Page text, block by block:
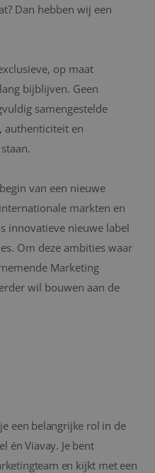
Dan hebben wij een
op maat
bijblijven. Geen
samengestelde
authenticiteit en
van een nieuwe
markten en
innovatieve nieuwe label
Om deze ambities waar
Marketing
wil bouwen aan de
een belangrijke rol in de
én Viavay. Je bent
en kijkt met een